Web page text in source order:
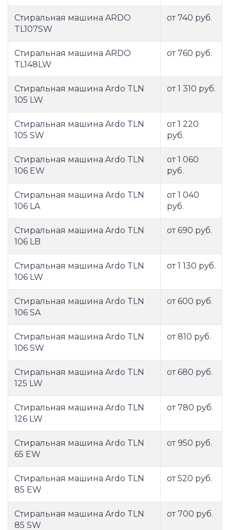
Стиральная машина ARDO
TL107SW
от 740 руб.
Стиральная машина ARDO
TL148LW
от 760 руб.
Стиральная машина Ardo TLN
105 LW
от 1 310 руб.
Стиральная машина Ardo TLN
105 SW
от 1 220
руб.
Стиральная машина Ardo TLN
106 EW
от 1 060
руб.
Стиральная машина Ardo TLN
106 LA
от 1 040
руб.
Стиральная машина Ardo TLN
106 LB
от 690 руб.
Стиральная машина Ardo TLN
106 LW
от 1 130 руб.
Стиральная машина Ardo TLN
106 SA
от 600 руб.
Стиральная машина Ardo TLN
106 SW
от 810 руб.
Стиральная машина Ardo TLN
125 LW
от 680 руб.
Стиральная машина Ardo TLN
126 LW
от 780 руб.
Стиральная машина Ardo TLN
65 EW
от 950 руб.
Стиральная машина Ardo TLN
85 EW
от 520 руб.
Стиральная машина Ardo TLN
85 SW
от 700 руб.